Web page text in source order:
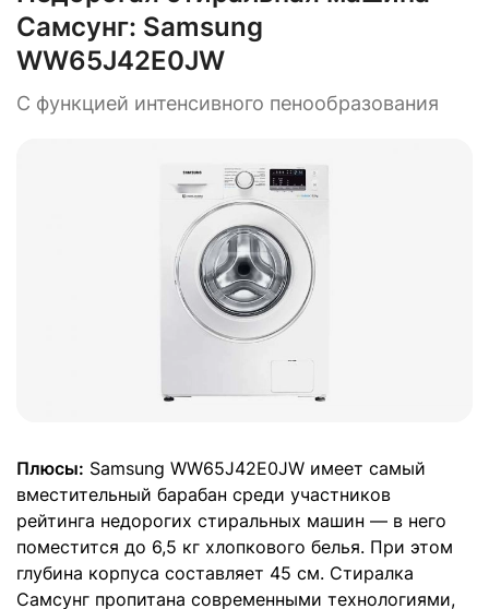
Самсунг: Samsung
WW65J42E0JW
С функцией интенсивного пенообразования
Плюсы: Samsung WW65J42E0JW имеет самый
вместительный барабан среди участников
рейтинга недорогих стиральных машин — в него
поместится до 6,5 кг хлопкового белья. При этом
глубина корпуса составляет 45 см. Стиралка
Самсунг пропитана современными технологиями,